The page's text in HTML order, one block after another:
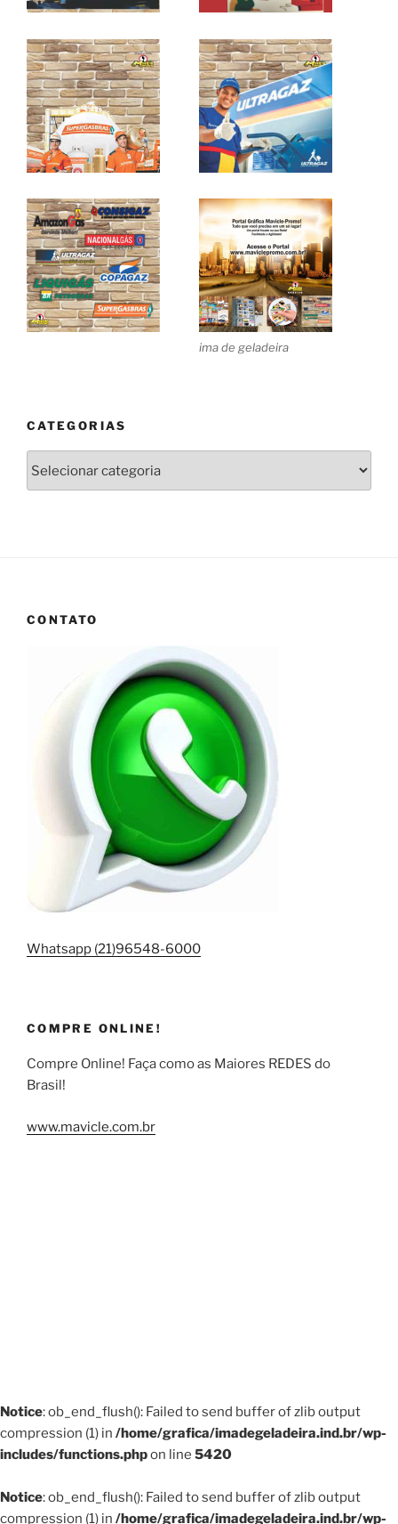
ima de geladeira
CATEGORIAS
CONTATO
Whatsapp (21)96548-6000
COMPRE ONLINE!
Compre Online! Faça como as Maiores REDES do
Brasil!
www.mavicle.com.br
Notice: ob_end_flush(): Failed to send buffer of zlib output
compression (1) in /home/grafica/imadegeladeira.ind.br/wp-
includes/functions.phpon line 5420
Notice: ob_end_flush(): Failed to send buffer of zlib output
compression (1) in /home/grafica/imadegeladeira.ind.br/wp-